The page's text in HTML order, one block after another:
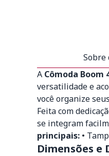
Sobre
A Cômoda Boom
versatilidade e
você organize
Feita com
se integram
principais: •
Dimensões e